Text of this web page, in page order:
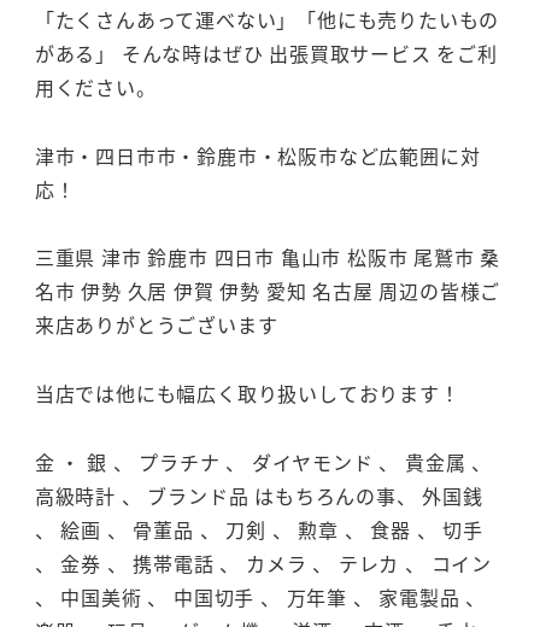
「たくさんあって運べない」「他にも売りたいもの
がある」 そんな時はぜひ 出張買取サービス をご利
用ください。
津市・四日市市・鈴鹿市・松阪市など広範囲に対
応！
三重県 津市 鈴鹿市 四日市 亀山市 松阪市 尾鷲市 桑
名市 伊勢 久居 伊賀 伊勢 愛知 名古屋 周辺の皆様ご
来店ありがとうございます
当店では他にも幅広く取り扱いしております！
金 ・ 銀 、 プラチナ 、 ダイヤモンド 、 貴金属 、
高級時計 、 ブランド品 はもちろんの事、 外国銭
、 絵画 、 骨董品 、 刀剣 、 勲章 、 食器 、 切手
、 金券 、 携帯電話 、 カメラ 、 テレカ 、 コイン
、 中国美術 、 中国切手 、 万年筆 、 家電製品 、